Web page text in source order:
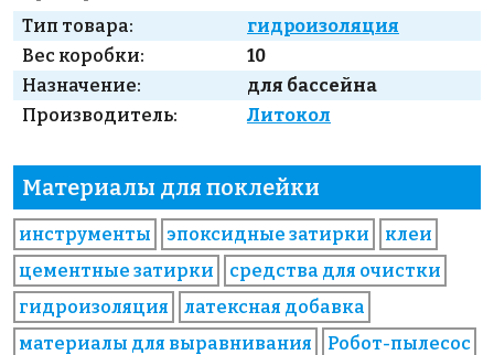
Тип товара:
гидроизоляция
Вес коробки:
10
Назначение:
для бассейна
Производитель:
Литокол
Материалы для поклейки
инструменты эпоксидные затирки
клеи
цементные затирки
средства для очистки
гидроизоляция
латексная добавка
материалы для выравнивания
Робот-пылесос